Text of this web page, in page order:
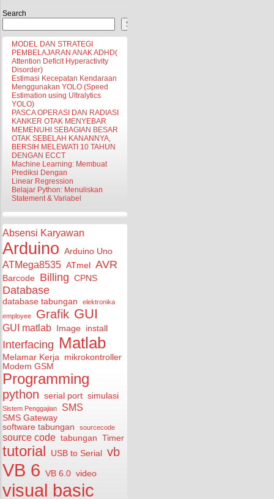
Search
Search
MODEL DAN STRATEGI
PEMBELAJARAN ANAK ADHD(
Attention Deficit Hyperactivity
Disorder)
Estimasi Kecepatan Kendaraan
Menggunakan YOLO (Speed
Estimation using Ultralytics
YOLO)
PASCA OPERASI DAN RADIASI
KANKER OTAK MENYEBAR
MEMENUHI SEBAGIAN BESAR
OTAK SEBELAH KANANNYA,
BERSIH MELEWATI 10 TAHUN
DENGAN ECCT
Machine Learning: Membuat
Prediksi Dengan
Linear Regression
Belajar Python: Menuliskan
Statement & Variabel
Absensi Karyawan
Arduino Arduino Uno
ATMega8535 ATmel AVR
Barcode Billing CPNS
Database
database tabungan
elektronika
employee
Grafik GUI
GUI matlab Image install
Interfacing Matlab
Melamar Kerja mikrokontroller
Modem GSM
Programming
python serial port simulasi
Sistem Penggajian SMS
SMS Gateway
software tabungan
sourcecode
source code tabungan Timer
tutorial USB to Serial vb
VB 6 VB 6.0 video
visual basic